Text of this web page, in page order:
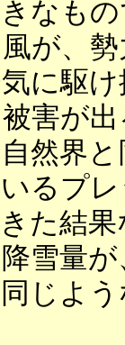
なも
が、
に駆
害が
然界
るプ
た結
雪量
じよ